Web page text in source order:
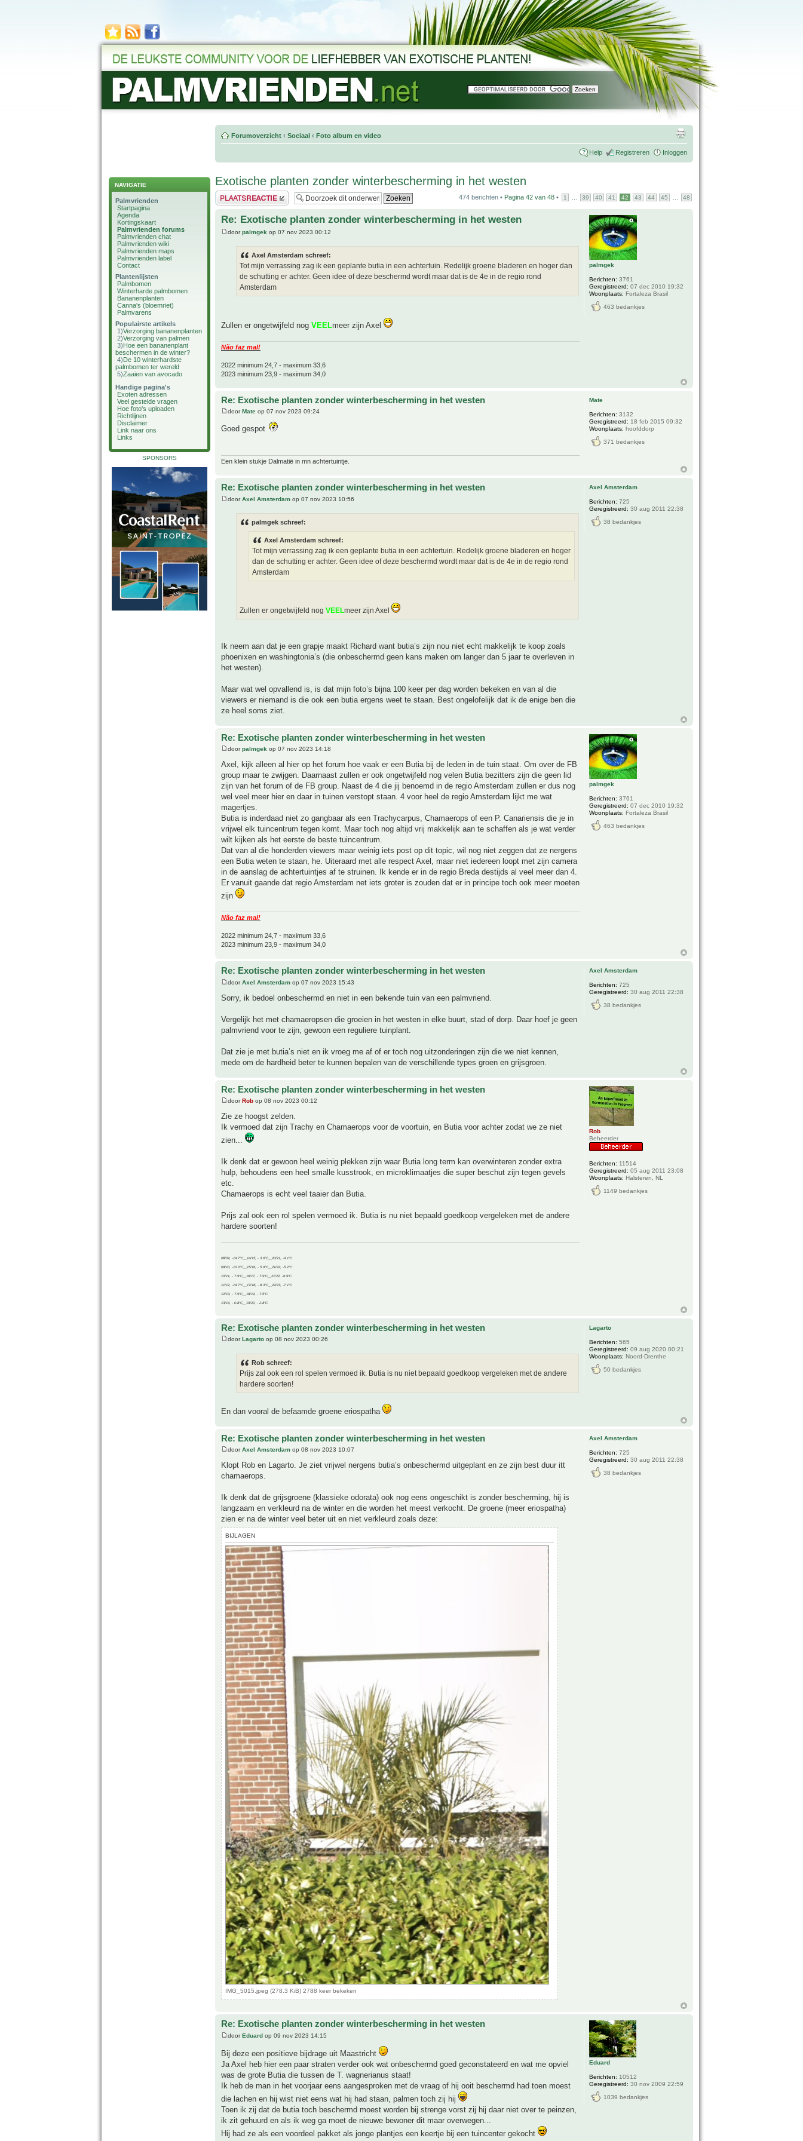
NAVIGATIE
Palmvrienden
Startpagina
Agenda
Kortingskaart
Palmvrienden forums
Palmvrienden chat
Palmvrienden wiki
Palmvrienden maps
Palmvrienden label
Contact
Plantenlijsten
Palmbomen
Winterharde palmbomen
Bananenplanten
Canna's (bloemriet)
Palmvarens
Populairste artikels
1)Verzorging bananenplanten
2)Verzorging van palmen
3)Hoe een bananenplant
beschermen in de winter?
4)De 10 winterhardste
palmbomen ter wereld
5)Zaaien van avocado
Handige pagina's
Exoten adressen
Veel gestelde vragen
Hoe foto's uploaden
Richtlijnen
Disclaimer
Link naar ons
Links
SPONSORS
Forumoverzicht ‹ Sociaal ‹ Foto album en video
Help Registreren Inloggen
Exotische planten zonder winterbescherming in het westen
Plaats een reactie 474 berichten • Pagina 42 van 48 • 1 39 40 41 42 43 44 45 48
Re: Exotische planten zonder winterbescherming in het westen
doorpalmgek op 07 nov 2023 00:12
Axel Amsterdam schreef:
Tot mijn verrassing zag ik een geplante butia in een achtertuin. Redelijk groene bladeren en hoger dan
de schutting er achter. Geen idee of deze beschermd wordt maar dat is de 4e in de regio rond
Amsterdam
Zullen er ongetwijfeld nog VEELmeer zijn Axel
Não faz mal!
2022 minimum 24,7 - maximum 33,6
2023 minimum 23,9 - maximum 34,0
palmgek
Berichten: 3761
Geregistreerd: 07 dec 2010 19:32
Woonplaats: Fortaleza Brasil
463 bedankjes
Re: Exotische planten zonder winterbescherming in het westen
door Mate op 07 nov 2023 09:24
Goed gespot
Een klein stukje Dalmatië in mn achtertuintje.
Mate
Berichten: 3132
Geregistreerd: 18 feb 2015 09:32
Woonplaats: hoofddorp
371 bedankjes
Re: Exotische planten zonder winterbescherming in het westen
doorAxel Amsterdam op 07 nov 2023 10:56
palmgek schreef:
Axel Amsterdam schreef:
Tot mijn verrassing zag ik een geplante butia in een achtertuin. Redelijk groene bladeren en hoger
dan de schutting er achter. Geen idee of deze beschermd wordt maar dat is de 4e in de regio rond
Amsterdam
Zullen er ongetwijfeld nog VEELmeer zijn Axel
Ik neem aan dat je een grapje maakt Richard want butia’s zijn nou niet echt makkelijk te koop zoals
phoenixen en washingtonia’s (die onbeschermd geen kans maken om langer dan 5 jaar te overleven in
het westen).
Maar wat wel opvallend is, is dat mijn foto’s bijna 100 keer per dag worden bekeken en van al die
viewers er niemand is die ook een butia ergens weet te staan. Best ongelofelijk dat ik de enige ben die
ze heel soms ziet.
Axel Amsterdam
Berichten: 725
Geregistreerd: 30 aug 2011 22:38
38 bedankjes
Re: Exotische planten zonder winterbescherming in het westen
doorpalmgek op 07 nov 2023 14:18
Axel, kijk alleen al hier op het forum hoe vaak er een Butia bij de leden in de tuin staat. Om over de FB
group maar te zwijgen. Daarnaast zullen er ook ongetwijfeld nog velen Butia bezitters zijn die geen lid
zijn van het forum of de FB group. Naast de 4 die jij benoemd in de regio Amsterdam zullen er dus nog
wel veel meer hier en daar in tuinen verstopt staan. 4 voor heel de regio Amsterdam lijkt me wat
magertjes.
Butia is inderdaad niet zo gangbaar als een Trachycarpus, Chamaerops of een P. Canariensis die je in
vrijwel elk tuincentrum tegen komt. Maar toch nog altijd vrij makkelijk aan te schaffen als je wat verder
wilt kijken als het eerste de beste tuincentrum.
Dat van al die honderden viewers maar weinig iets post op dit topic, wil nog niet zeggen dat ze nergens
een Butia weten te staan, he. Uiteraard met alle respect Axel, maar niet iedereen loopt met zijn camera
in de aanslag de achtertuintjes af te struinen. Ik kende er in de regio Breda destijds al veel meer dan 4.
Er vanuit gaande dat regio Amsterdam net iets groter is zouden dat er in principe toch ook meer moeten
zijn
Não faz mal!
2022 minimum 24,7 - maximum 33,6
2023 minimum 23,9 - maximum 34,0
palmgek
Berichten: 3761
Geregistreerd: 07 dec 2010 19:32
Woonplaats: Fortaleza Brasil
463 bedankjes
Re: Exotische planten zonder winterbescherming in het westen
doorAxel Amsterdam op 07 nov 2023 15:43
Sorry, ik bedoel onbeschermd en niet in een bekende tuin van een palmvriend.
Vergelijk het met chamaeropsen die groeien in het westen in elke buurt, stad of dorp. Daar hoef je geen
palmvriend voor te zijn, gewoon een reguliere tuinplant.
Dat zie je met butia’s niet en ik vroeg me af of er toch nog uitzonderingen zijn die we niet kennen,
mede om de hardheid beter te kunnen bepalen van de verschillende types groen en grijsgroen.
Axel Amsterdam
Berichten: 725
Geregistreerd: 30 aug 2011 22:38
38 bedankjes
Re: Exotische planten zonder winterbescherming in het westen
doorRob op 08 nov 2023 00:12
Zie ze hoogst zelden.
Ik vermoed dat zijn Trachy en Chamaerops voor de voortuin, en Butia voor achter zodat we ze niet
zien...
Ik denk dat er gewoon heel weinig plekken zijn waar Butia long term kan overwinteren zonder extra
hulp, behoudens een heel smalle kusstrook, en microklimaatjes die super beschut zijn tegen gevels
etc.
Chamaerops is echt veel taaier dan Butia.
Prijs zal ook een rol spelen vermoed ik. Butia is nu niet bepaald goedkoop vergeleken met de andere
hardere soorten!
08/09, -14.7°C__14/15, - 3.6°C__20/21, -9.1°C
09/10, -10.0°C__15/16, - 5.9°C__21/22, -5.2°C
10/11, - 7.9°C__16/17, - 7.9°C__21/22, -6.9°C
11/12, -14.7°C__17/18, - 8.3°C__22/23, -7.1°C
12/13, - 7.9°C__18/19, - 7.5°C
13/14, - 0.8°C__19/20, - 2.8°C
Rob
Beheerder
Berichten: 11514
Geregistreerd: 05 aug 2011 23:08
Woonplaats: Halsteren, NL
1149 bedankjes
Re: Exotische planten zonder winterbescherming in het westen
door Lagarto op 08 nov 2023 00:26
Rob schreef:
Prijs zal ook een rol spelen vermoed ik. Butia is nu niet bepaald goedkoop vergeleken met de andere
hardere soorten!
En dan vooral de befaamde groene eriospatha
Lagarto
Berichten: 565
Geregistreerd: 09 aug 2020 00:21
Woonplaats: Noord-Drenthe
50 bedankjes
Re: Exotische planten zonder winterbescherming in het westen
doorAxel Amsterdam op 08 nov 2023 10:07
Klopt Rob en Lagarto. Je ziet vrijwel nergens butia’s onbeschermd uitgeplant en ze zijn best duur itt
chamaerops.
Ik denk dat de grijsgroene (klassieke odorata) ook nog eens ongeschikt is zonder bescherming, hij is
langzaam en verkleurd na de winter en die worden het meest verkocht. De groene (meer eriospatha)
zien er na de winter veel beter uit en niet verkleurd zoals deze:
BIJLAGEN
IMG_5015.jpeg (278.3 KiB) 2788 keer bekeken
Axel Amsterdam
Berichten: 725
Geregistreerd: 30 aug 2011 22:38
38 bedankjes
Re: Exotische planten zonder winterbescherming in het westen
doorEduard op 09 nov 2023 14:15
Bij deze een positieve bijdrage uit Maastricht
Ja Axel heb hier een paar straten verder ook wat onbeschermd goed geconstateerd en wat me opviel
was de grote Butia die tussen de T. wagnerianus staat!
Ik heb de man in het voorjaar eens aangesproken met de vraag of hij ooit beschermd had toen moest
die lachen en hij wist niet eens wat hij had staan, palmen toch zij hij
Toen ik zij dat de butia toch beschermd moest worden bij strenge vorst zij hij daar niet over te peinzen,
ik zit gehuurd en als ik weg ga moet de nieuwe bewoner dit maar overwegen...
Hij had ze als een voordeel pakket als jonge plantjes een keertje bij een tuincenter gekocht
Eduard
Berichten: 10512
Geregistreerd: 30 nov 2009 22:59
1039 bedankjes